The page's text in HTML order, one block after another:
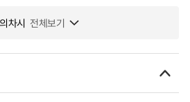
차시 전체보기